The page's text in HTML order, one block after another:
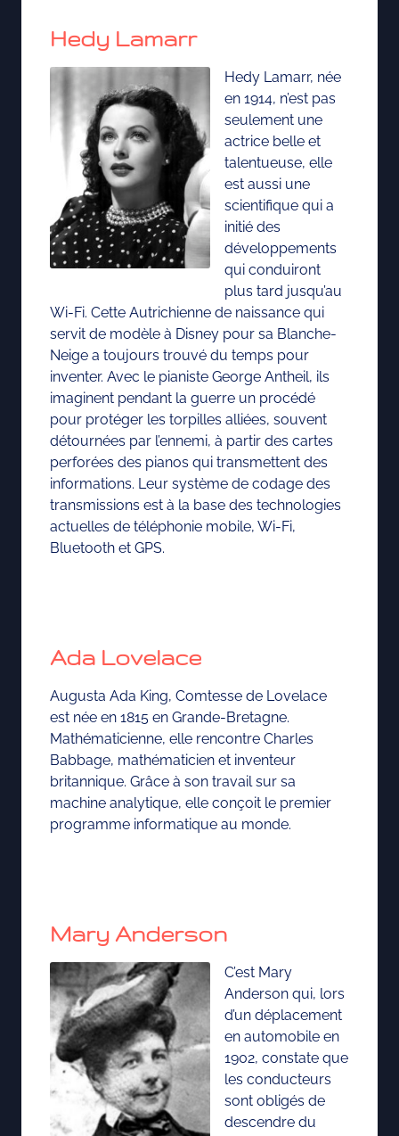
Hedy Lamarr
Hedy Lamarr, née
en 1914, n’est pas
seulement une
actrice belle et
talentueuse, elle
est aussi une
scientifique qui a
initié des
développements
qui conduiront
plus tard jusqu’au
Wi-Fi. Cette Autrichienne de naissance qui
servit de modèle à Disney pour sa Blanche-
Neige a toujours trouvé du temps pour
inventer. Avec le pianiste George Antheil, ils
imaginent pendant la guerre un procédé
pour protéger les torpilles alliées, souvent
détournées par l’ennemi, à partir des cartes
perforées des pianos qui transmettent des
informations. Leur système de codage des
transmissions est à la base des technologies
actuelles de téléphonie mobile, Wi-Fi,
Bluetooth et GPS.
Ada Lovelace
Augusta Ada King, Comtesse de Lovelace
est née en 1815 en Grande-Bretagne.
Mathématicienne, elle rencontre Charles
Babbage, mathématicien et inventeur
britannique. Grâce à son travail sur sa
machine analytique, elle conçoit le premier
programme informatique au monde.
Mary Anderson
C’est Mary
Anderson qui, lors
d’un déplacement
en automobile en
1902, constate que
les conducteurs
sont obligés de
descendre du